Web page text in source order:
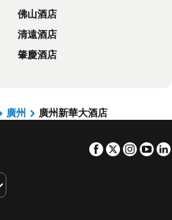
佛山酒店
清遠酒店
肇慶酒店
廣州 廣州新華大酒店
Facebook
Twitter